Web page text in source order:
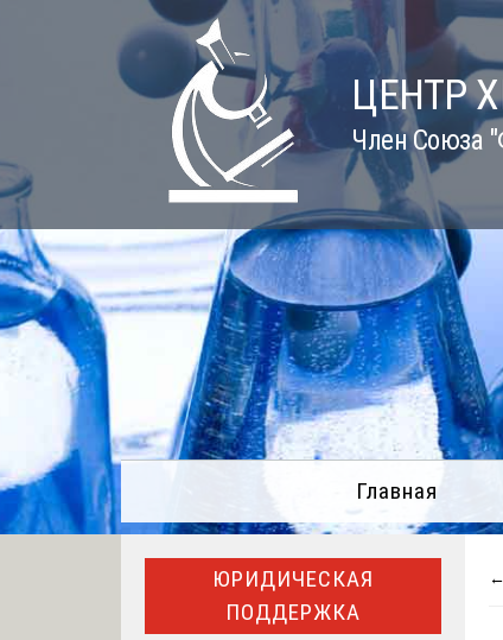
ЦЕНТР
Член Союза
Главная
ЮРИДИЧЕСКАЯ
ПОДДЕРЖКА